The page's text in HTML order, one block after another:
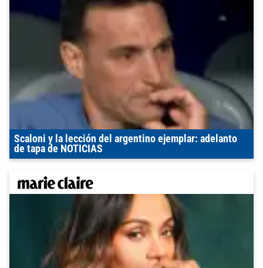
Scaloni y la lección del argentino ejemplar: adelanto
de tapa de NOTICIAS